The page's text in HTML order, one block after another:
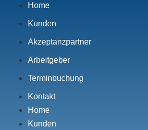
Home
Kunden
Akzeptanzpartner
Arbeitgeber
Terminbuchung
Kontakt
Home
Kunden